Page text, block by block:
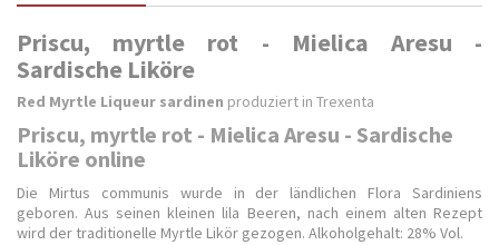
Priscu, myrtle rot - Mielica Aresu -
Sardische Liköre
Red Myrtle Liqueur sardinen produziert in Trexenta
Priscu, myrtle rot - Mielica Aresu - Sardische
Liköre online
Die Mirtus communis wurde in der ländlichen Flora Sardiniens
geboren. Aus seinen kleinen lila Beeren, nach einem alten Rezept
wird der traditionelle Myrtle Likör gezogen. Alkoholgehalt: 28% Vol.